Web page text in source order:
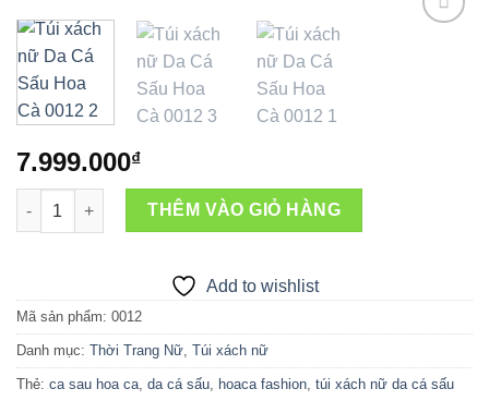
7.999.000₫
Túi xách nữ Da Cá Sấu Hoa Cà 0012 số lượng
THÊM VÀO GIỎ HÀNG
Add to wishlist
Mã sản phẩm: 0012
Danh mục: Thời Trang Nữ, Túi xách nữ
Thẻ: ca sau hoa ca, da cá sấu, hoaca fashion, túi xách nữ da cá sấu